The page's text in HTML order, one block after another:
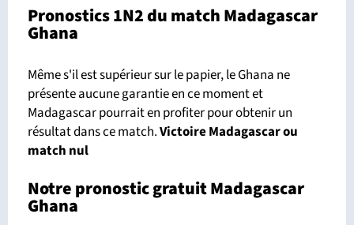
Pronostics 1N2 du match Madagascar
Ghana
Même s'il est supérieur sur le papier, le Ghana ne
présente aucune garantie en ce moment et
Madagascar pourrait en profiter pour obtenir un
résultat dans ce match.Victoire Madagascar ou
match nul
Notre pronostic gratuit Madagascar
Ghana